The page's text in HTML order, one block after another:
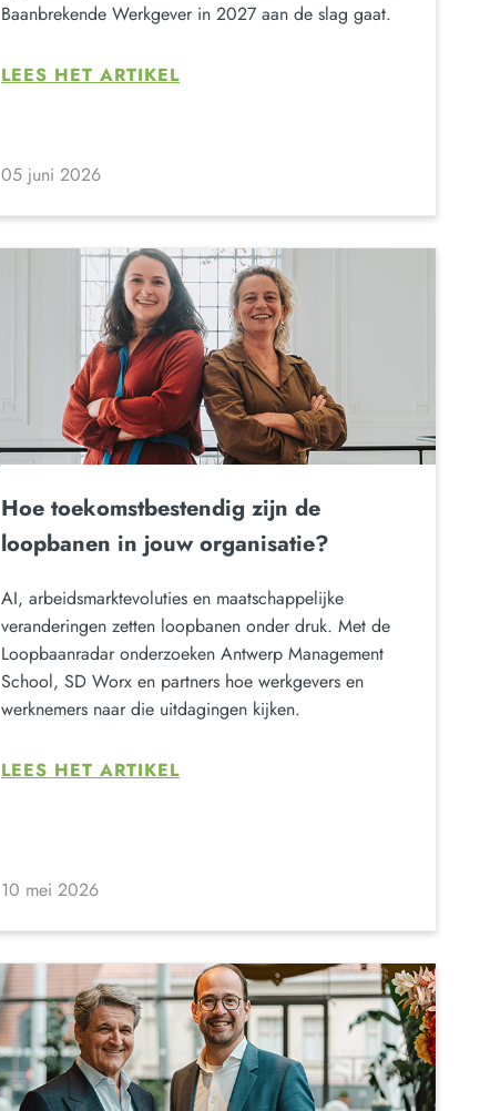
Baanbrekende Werkgever in 2027 aan de slag gaat.
LEES HET ARTIKEL
05 juni 2026
Hoe toekomstbestendig zijn de
loopbanen in jouw organisatie?
AI, arbeidsmarktevoluties en maatschappelijke
veranderingen zetten loopbanen onder druk. Met de
Loopbaanradar onderzoeken Antwerp Management
School, SD Worx en partners hoe werkgevers en
werknemers naar die uitdagingen kijken.
LEES HET ARTIKEL
10 mei 2026